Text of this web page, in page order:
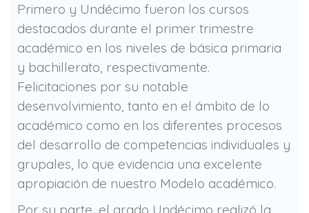
Primero y Undécimo fueron los cursos
destacados durante el primer trimestre
académico en los niveles de básica primaria
y bachillerato, respectivamente.
Felicitaciones por su notable
desenvolvimiento, tanto en el ámbito de lo
académico como en los diferentes procesos
del desarrollo de competencias individuales y
grupales, lo que evidencia una excelente
apropiación de nuestro Modelo académico.
Por su parte, el grado Undécimo realizó la